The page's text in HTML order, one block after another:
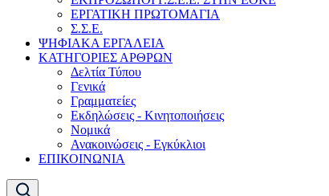
ΕΡΓΑΤΙΚΗ ΠΡΩΤΟΜΑΓΙΑ
Σ.Σ.Ε.
ΨΗΦΙΑΚΑ ΕΡΓΑΛΕΙΑ
ΚΑΤΗΓΟΡΙΕΣ ΑΡΘΡΩΝ
Δελτία Τύπου
Γενικά
Γραμματείες
Εκδηλώσεις - Κινητοποιήσεις
Νομικά
Ανακοινώσεις - Εγκύκλιοι
ΕΠΙΚΟΙΝΩΝΙΑ